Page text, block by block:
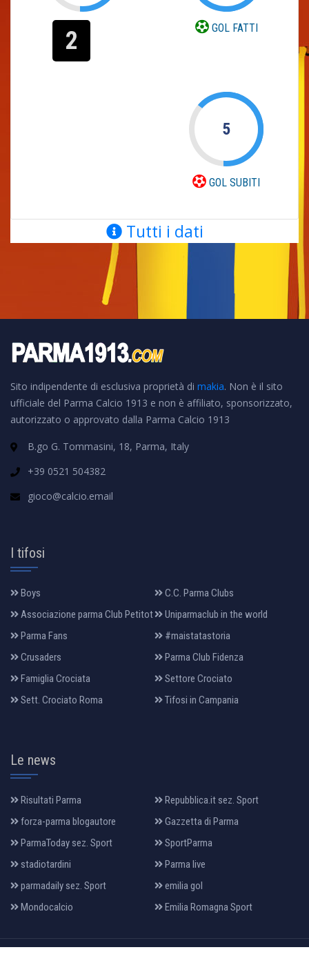
2 GOL FATTI
5
GOL SUBITI
Tutti i dati
Sito indipendente di esclusiva proprietà di makia. Non è il sito
ufficiale del Parma Calcio 1913 e non è affiliato, sponsorizzato,
autorizzato o approvato dalla Parma Calcio 1913
B.go G. Tommasini, 18, Parma, Italy
+39 0521 504382
gioco@calcio.email
I tifosi
Boys
C.C. Parma Clubs
Associazione parma Club Petitot
Uniparmaclub in the world
Parma Fans
#maistatastoria
Crusaders
Parma Club Fidenza
Famiglia Crociata
Settore Crociato
Sett. Crociato Roma
Tifosi in Campania
Le news
Risultati Parma
Repubblica.it sez. Sport
forza-parma blogautore
Gazzetta di Parma
ParmaToday sez. Sport
SportParma
stadiotardini
Parma live
parmadaily sez. Sport
emilia gol
Mondocalcio
Emilia Romagna Sport